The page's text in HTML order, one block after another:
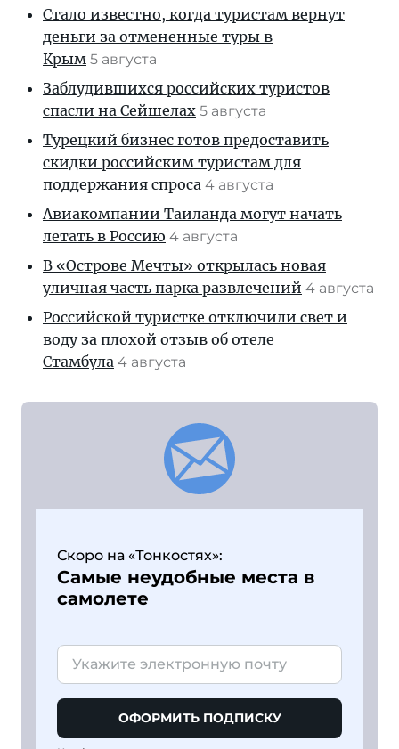
Стало известно, когда туристам вернут
деньги за отмененные туры в
Крым 5 августа
Заблудившихся российских туристов
спасли на Сейшелах 5 августа
Турецкий бизнес готов предоставить
скидки российским туристам для
поддержания спроса 4 августа
Авиакомпании Таиланда могут начать
летать в Россию 4 августа
В «Острове Мечты» открылась новая
уличная часть парка развлечений 4 августа
Российской туристке отключили свет и
воду за плохой отзыв об отеле
Стамбула 4 августа
Скоро на «Тонкостях»:
Самые неудобные места в
самолете
ОФОРМИТЬ ПОДПИСКУ